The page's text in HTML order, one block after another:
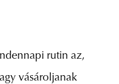
rutin az,
vásároljanak